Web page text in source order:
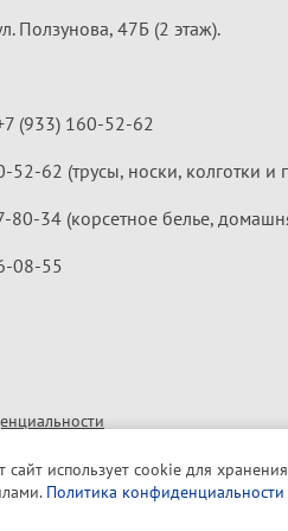
Ползунова, 47Б (2 этаж).
(933) 160-52-62
52-62 (трусы, носки, колготки и
80-34 (корсетное белье,
08-55
сайт использует cookie для
Политика конфиденциальности